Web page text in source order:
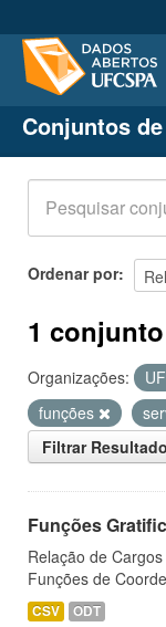
Conjuntos de
Organizações
Grupos
Sobre
Conjuntos
Ordenar por
1
Organizações:
funções
Filtrar
Funções
Relação de
Funções de
CSV ODT